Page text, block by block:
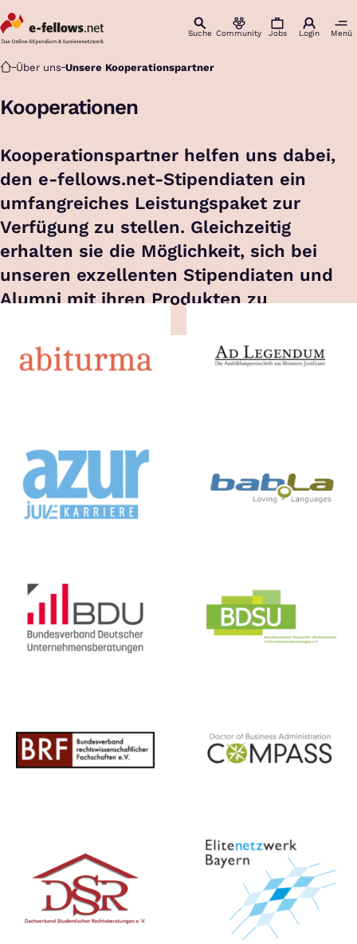
Suche Community Jobs Login Menü
Startseite
Über uns Unsere Kooperationspartner
Kooperationen
Kooperationspartner helfen uns dabei,
den e-fellows.net-Stipendiaten ein
umfangreiches Leistungspaket zur
Verfügung zu stellen. Gleichzeitig
erhalten sie die Möglichkeit, sich bei
unseren exzellenten Stipendiaten und
Alumni mit ihren Produkten zu